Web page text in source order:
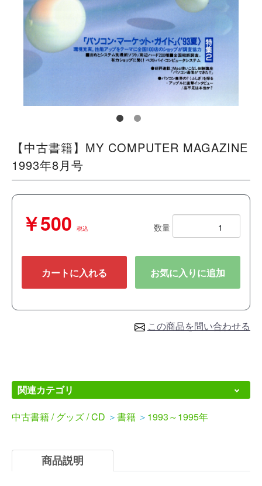
【中古書籍】MY COMPUTER MAGAZINE
1993年8月号
￥500 税込 数量
カートに入れる お気に入りに追加
この商品を問い合わせる
関連カテゴリ
中古書籍 / グッズ / CD ＞書籍 ＞ 1993～1995年
商品説明